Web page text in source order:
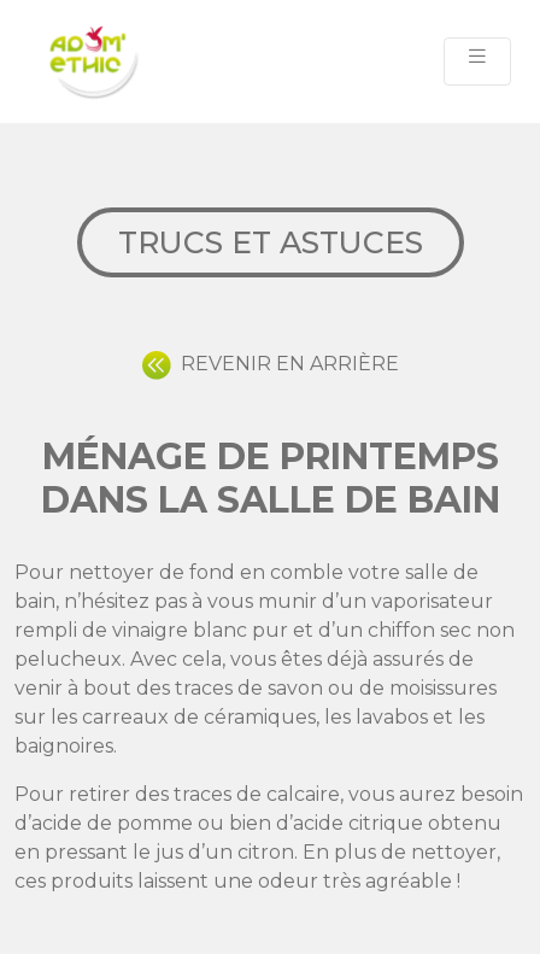
TRUCS ET ASTUCES
REVENIR EN ARRIÈRE
MÉNAGE DE PRINTEMPS
DANS LA SALLE DE BAIN
Pour nettoyer de fond en comble votre salle de
bain, n’hésitez pas à vous munir d’un vaporisateur
rempli de vinaigre blanc pur et d’un chiffon sec non
pelucheux. Avec cela, vous êtes déjà assurés de
venir à bout des traces de savon ou de moisissures
sur les carreaux de céramiques, les lavabos et les
baignoires.
Pour retirer des traces de calcaire, vous aurez besoin
d’acide de pomme ou bien d’acide citrique obtenu
en pressant le jus d’un citron. En plus de nettoyer,
ces produits laissent une odeur très agréable !